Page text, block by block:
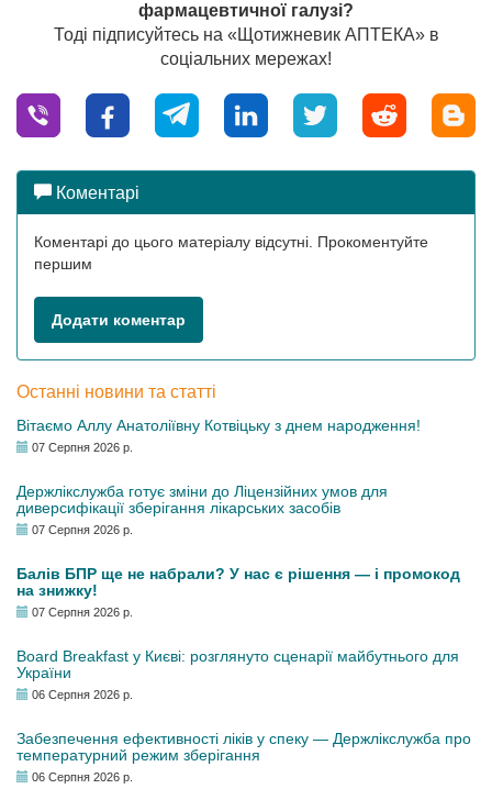
фармацевтичної галузі?
Тоді підписуйтесь на «Щотижневик АПТЕКА» в
соціальних мережах!
Коментарі
Коментарі до цього матеріалу відсутні. Прокоментуйте
першим
Додати коментар
Останні новини та статті
Вітаємо Аллу Анатоліївну Котвіцьку з днем народження!
07 Серпня 2026 р.
Держлікслужба готує зміни до Ліцензійних умов для
диверсифікації зберігання лікарських засобів
07 Серпня 2026 р.
Балів БПР ще не набрали? У нас є рішення — і промокод
на знижку!
07 Серпня 2026 р.
Board Breakfast у Києві: розглянуто сценарії майбутнього для
України
06 Серпня 2026 р.
Забезпечення ефективності ліків у спеку — Держлікслужба про
температурний режим зберігання
06 Серпня 2026 р.